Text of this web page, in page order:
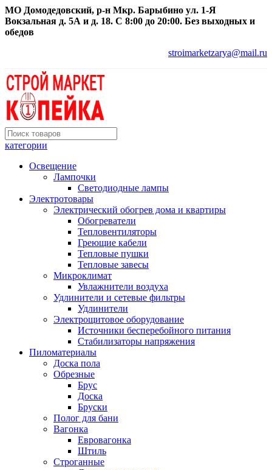
МО Домодедовский, р-н Мкр. Барыбино ул. 1-Я
Вокзальная д. 5А и д. 18. С 8:00 до 20:00. Без выходных и
обедов
stroimarketzarya@mail.ru
категории
Освещение
Лампочки
Светодиодные лампы
Электротовары
Электрический обогрев дома и квартиры
Обогреватели
Тепловентиляторы
Греющие кабели
Тепловые пушки
Тепловые завесы
Микроклимат
Увлажнители воздуха
Удлинители и сетевые фильтры
Удлинители
Электрощитовое оборудование
Источники бесперебойного питания
Стабилизаторы напряжения
Пиломатериалы
Доска пола
Обрезные
Брус
Доска
Бруски
Полог для бани
Вагонка
Евровагонка
Штиль
Строганные